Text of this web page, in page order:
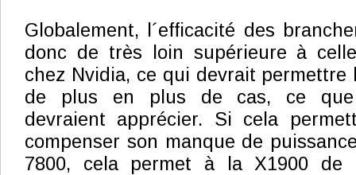
Globalement, l´efficacité des
donc de très loin supérieure à
chez Nvidia, ce qui devrait
de plus en plus de cas, ce que
devraient apprécier. Si cela
compenser son manque de
7800, cela permet à la X1900 de